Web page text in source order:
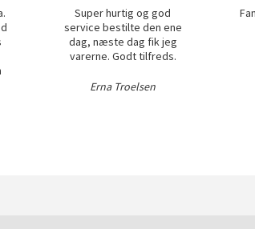
Super hurtig og god
service bestilte den ene
dag, næste dag fik jeg
varerne. Godt tilfreds.
Erna Troelsen